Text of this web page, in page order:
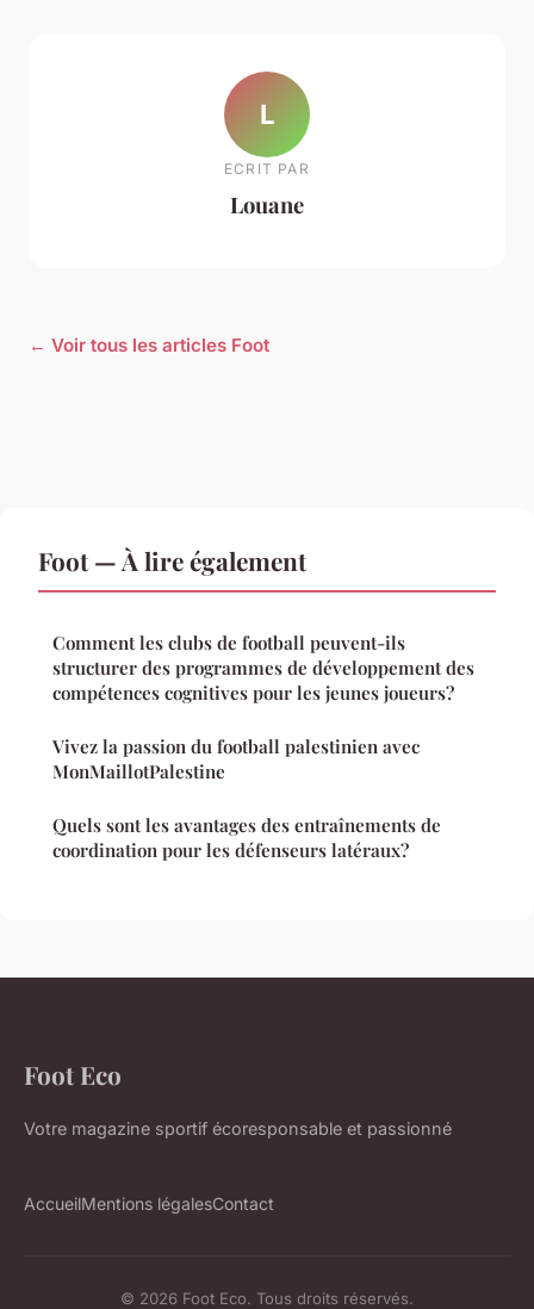
L
ECRIT PAR
Louane
← Voir tous les articles Foot
Foot — À lire également
Comment les clubs de football peuvent-ils
structurer des programmes de développement des
compétences cognitives pour les jeunes joueurs?
Vivez la passion du football palestinien avec
MonMaillotPalestine
Quels sont les avantages des entraînements de
coordination pour les défenseurs latéraux?
Foot Eco
Votre magazine sportif écoresponsable et passionné
AccueilMentions légalesContact
© 2026 Foot Eco. Tous droits réservés.